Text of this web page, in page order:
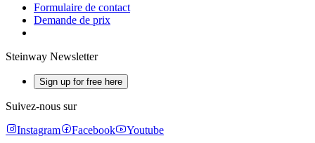
Formulaire de contact
Demande de prix
Steinway Newsletter
Sign up for free here
Suivez-nous sur
Instagram
Facebook Youtube